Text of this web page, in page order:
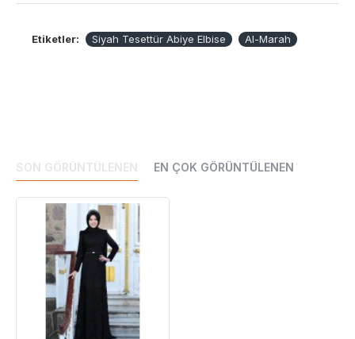
Etiketler: Siyah Tesettür Abiye Elbise Al-Marah
SON GÖRÜNTÜLENEN EN ÇOK GÖRÜNTÜLENEN